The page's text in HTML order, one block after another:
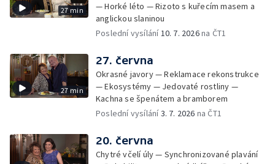
27 min
— Horké léto — Rizoto s kuřecím masem a
anglickou slaninou
Poslední vysílání10. 7. 2026na ČT1
27 min
27. června
Okrasné javory — Reklamace rekonstrukce
— Ekosystémy — Jedovaté rostliny —
Kachna se špenátem a bramborem
Poslední vysílání3. 7. 2026 na ČT1
20. června
Chytré včelí úly — Synchronizované plavání